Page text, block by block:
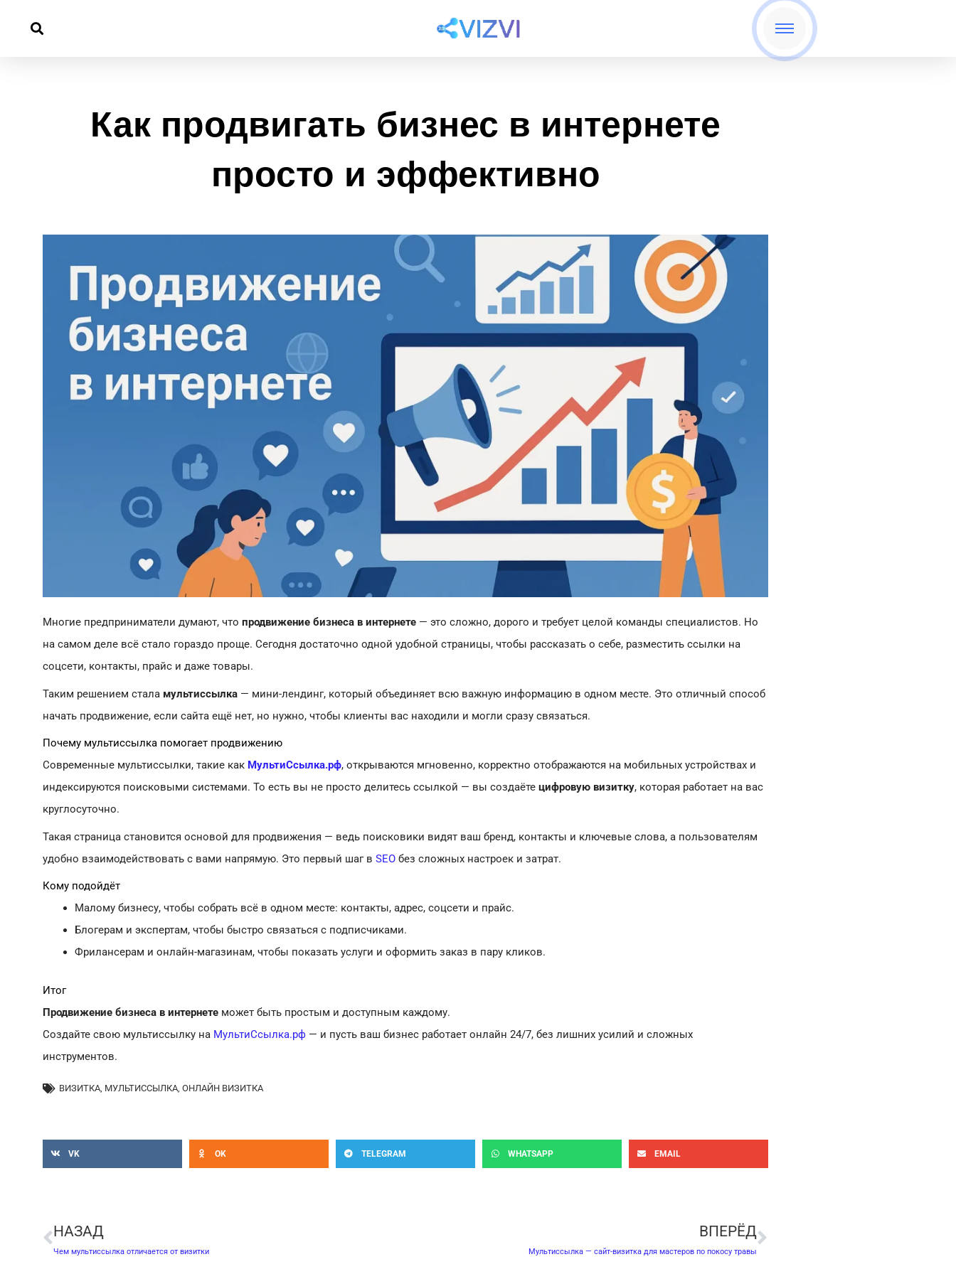
Как продвигать бизнес в интернете
просто и эффективно
Многие предприниматели думают, что продвижение бизнеса в интернете — это сложно, дорого и требует целой команды специалистов. Но
на самом деле всё стало гораздо проще. Сегодня достаточно одной удобной страницы, чтобы рассказать о себе, разместить ссылки на
соцсети, контакты, прайс и даже товары.
Таким решением стала мультиссылка — мини-лендинг, который объединяет всю важную информацию в одном месте. Это отличный способ
начать продвижение, если сайта ещё нет, но нужно, чтобы клиенты вас находили и могли сразу связаться.
Почему мультиссылка помогает продвижению
Современные мультиссылки, такие как МультиСсылка.рф, открываются мгновенно, корректно отображаются на мобильных устройствах и
индексируются поисковыми системами. То есть вы не просто делитесь ссылкой — вы создаёте цифровую визитку, которая работает на вас
круглосуточно.
Такая страница становится основой для продвижения — ведь поисковики видят ваш бренд, контакты и ключевые слова, а пользователям
удобно взаимодействовать с вами напрямую. Это первый шаг в SEO без сложных настроек и затрат.
Кому подойдёт
Малому бизнесу, чтобы собрать всё в одном месте: контакты, адрес, соцсети и прайс.
Блогерам и экспертам, чтобы быстро связаться с подписчиками.
Фрилансерам и онлайн-магазинам, чтобы показать услуги и оформить заказ в пару кликов.
Итог
Продвижение бизнеса в интернете может быть простым и доступным каждому.
Создайте свою мультиссылку на МультиСсылка.рф — и пусть ваш бизнес работает онлайн 24/7, без лишних усилий и сложных
инструментов.
ВИЗИТКА, МУЛЬТИССЫЛКА, ОНЛАЙН ВИЗИТКА
VK OK TELEGRAM WHATSAPP EMAIL
НАЗАД
Чем мультиссылка отличается от визитки
ВПЕРЁД
Мультиссылка — сайт-визитка для мастеров по покосу травы